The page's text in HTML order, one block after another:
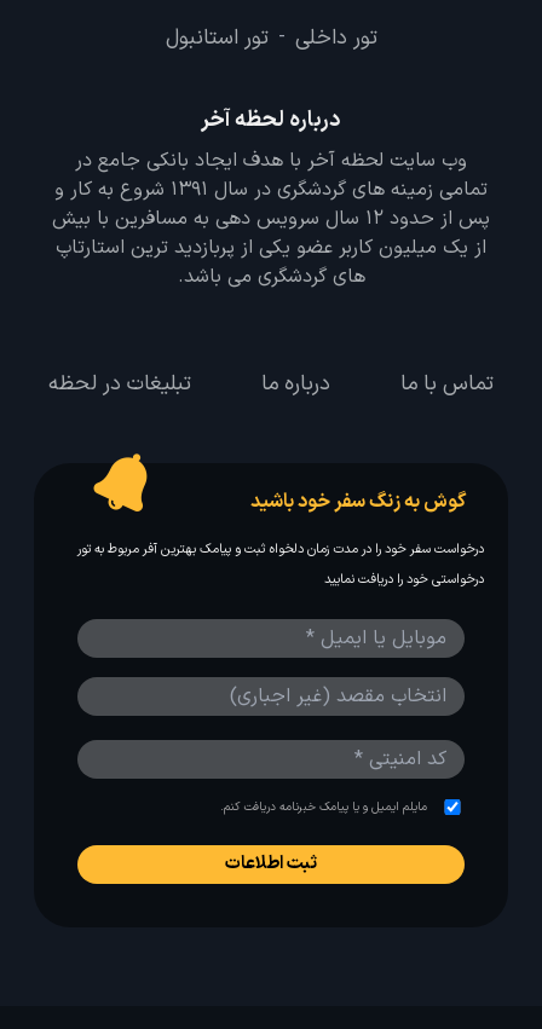
تور داخلی - تور استانبول
درباره لحظه آخر
وب سایت لحظه آخر با هدف ایجاد بانکی جامع در
تمامی زمینه های گردشگری در سال 1391 شروع به کار و
پس از حدود 12 سال سرویس دهی به مسافرین با بیش
از یک میلیون کاربر عضو یکی از پربازدید ترین استارتاپ
های گردشگری می باشد.
تماس با ما درباره ما تبلیغات در لحظه
گوش به زنگ سفر خود باشید
درخواست سفر خود را در مدت زمان دلخواه ثبت و پیامک بهترین آفر مربوط به تور
درخواستی خود را دریافت نمایید
مایلم ایمیل و یا پیامک خبرنامه دریافت کنم.